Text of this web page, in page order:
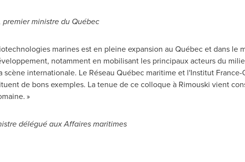
premier ministre du Québec
marines est en pleine expansion au Québec et dans le
notamment en mobilisant les principaux acteurs du
scène internationale. Le Réseau Québec maritime et l'Institut
de bons exemples. La tenue de ce colloque à Rimouski vient
»
délégué aux Affaires maritimes